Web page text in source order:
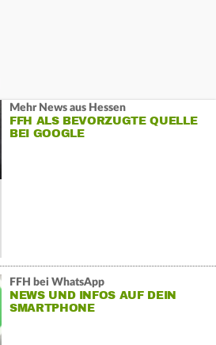
Mehr News aus Hessen
FFH ALS BEVORZUGTE QUELLE
BEI GOOGLE
FFH bei WhatsApp
NEWS UND INFOS AUF DEIN
SMARTPHONE